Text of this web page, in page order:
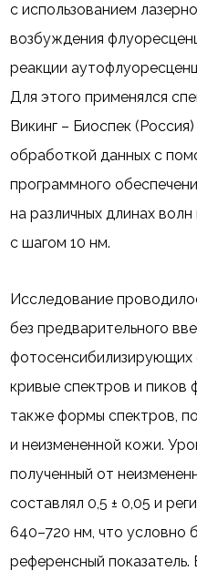
с использованием
возбуждения
реакции
Для этого применялся
Викинг – Биоспек
обработкой данных с
программного
на различных длинах
с шагом 10 нм.
Исследование
без предварительного
фотосенсибилизирующих
кривые спектров и пиков
также формы спектров,
и неизмененной кожи.
полученный от
составлял 0,5 ± 0,05 и
640–720 нм, что условно
референсный